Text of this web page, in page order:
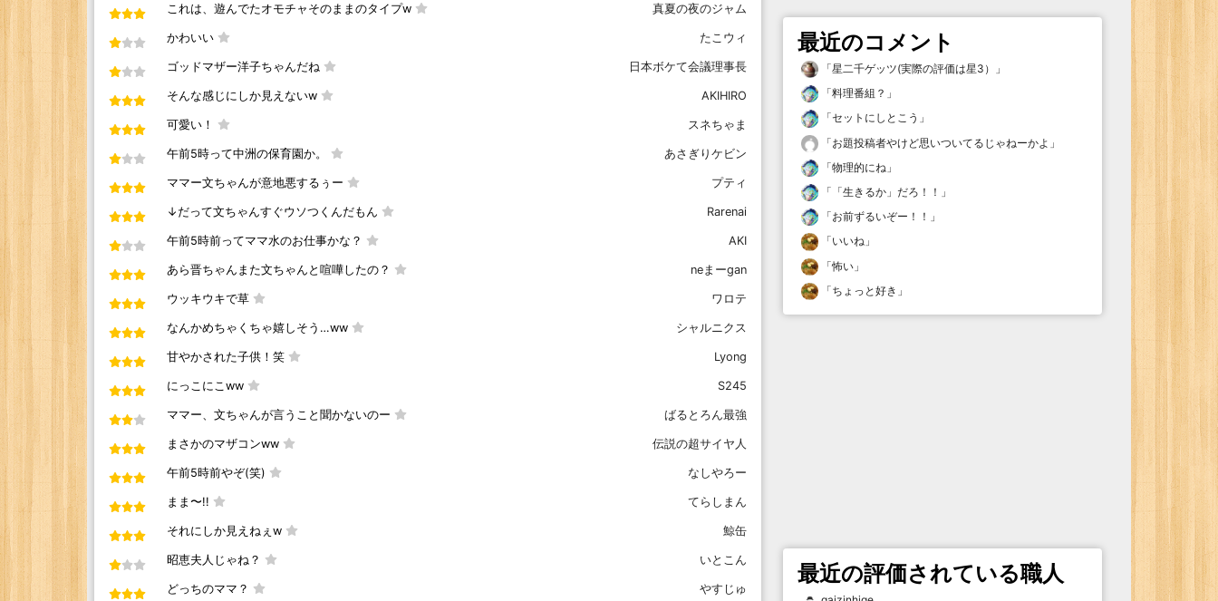
これは、遊んでたオモチャそのままのタイプw 真夏の夜のジャム
かわいい たこウィ
ゴッドマザー洋子ちゃんだね 日本ボケて会議理事長
そんな感じにしか見えないw AKIHIRO
可愛い！ スネちゃま
午前5時って中洲の保育園か。 あさぎりケビン
ママー文ちゃんが意地悪するぅー プティ
↓だって文ちゃんすぐウソつくんだもん Rarenai
午前5時前ってママ水のお仕事かな？ AKI
あら晋ちゃんまた文ちゃんと喧嘩したの？ neまーgan
ウッキウキで草 ワロテ
なんかめちゃくちゃ嬉しそう…ww シャルニクス
甘やかされた子供！笑 Lyong
にっこにこww S245
ママー、文ちゃんが言うこと聞かないのー ばるとろん最強
まさかのマザコンww 伝説の超サイヤ人
午前5時前やぞ(笑) なしやろー
まま〜!! てらしまん
それにしか見えねぇw 鯨缶
昭恵夫人じゃね？ いとこん
どっちのママ？ やすじゅ
最近のコメント
「星二千ゲッツ(実際の評価は星3）
」
「料理番組？ 」
「セットにしとこう 」
「お題投稿者やけど思いついてるじゃねーかよ 」
「物理的にね 」
「 「生きるか」だろ！！ 」
「お前ずるいぞー！！ 」
「いいね 」
「怖い 」
「ちょっと好き 」
最近の評価されている職人